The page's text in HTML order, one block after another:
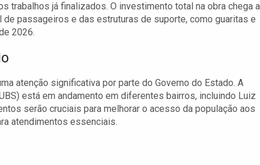
trabalhos já finalizados. O investimento total na obra chega a
passageiros e das estruturas de suporte, como guaritas e
2026.
atenção significativa por parte do Governo do Estado. A
está em andamento em diferentes bairros, incluindo Luiz
serão cruciais para melhorar o acesso da população aos
atendimentos essenciais.